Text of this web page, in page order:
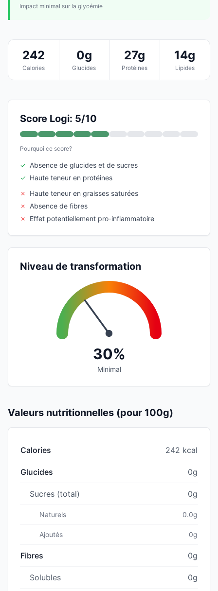
Impact minimal sur la glycémie
242
Calories
0g
Glucides
27g
Protéines
14g
Lipides
Score Logi: 5/10
Pourquoi ce score?
✓ Absence de glucides et de sucres
✓ Haute teneur en protéines
✗
Haute teneur en graisses saturées
✗
Absence de fibres
✗
Effet potentiellement pro-inflammatoire
Niveau de transformation
30%
Minimal
Valeurs nutritionnelles (pour 100g)
Calories 242 kcal
Glucides 0g
Sucres (total) 0g
Naturels 0.0g
Ajoutés 0g
Fibres 0g
Solubles 0g